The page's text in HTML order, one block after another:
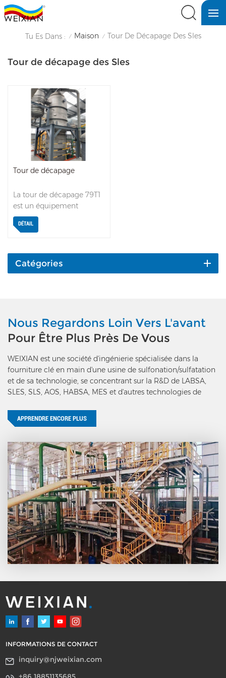
Tu Es Dans : / Maison / Tour De Décapage Des Sles
Tour de décapage des Sles
Tour de décapage
La tour de décapage 79T1
est un équipement
statique, sans moteur ni
pièces rotatives. Par
décapage n'a pas besoin
d'entretien. WEIXIAN
produits sulfonés/sulfonés.
Dans la tour de décapage,
le dégazage, l'élimination
dioxane et le
refroidissement peuvent
être réalisés dans le même
équipement, ce qui peut
d'énergie et assurer un
fonctionnement stable et
DÉTAIL
Catégories
Nous Regardons Loin Vers L'avant
Pour Être Plus Près De Vous
WEIXIAN est une société d'ingénierie spécialisée dans la
fourniture clé en main d'une usine de sulfonation/sulfatation
et de sa technologie, se concentrant sur la R&D de LABSA,
SLES, SLS, AOS, HABSA, MES et d'autres technologies de
APPRENDRE ENCORE PLUS
INFORMATIONS DE CONTACT
inquiry@njweixian.com